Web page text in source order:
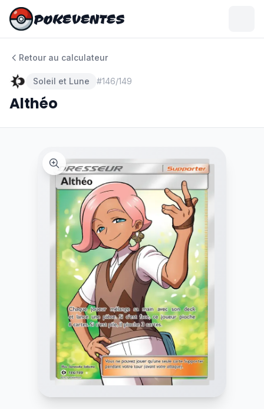
POKEVENTES
POKEVENTES
Retour au calculateur
Soleil et Lune #146/149
Althéo